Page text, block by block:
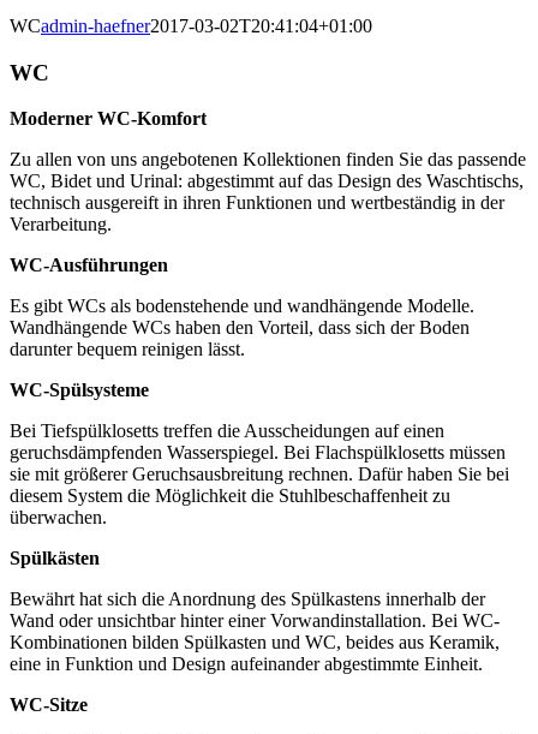
WCadmin-haefner2017-03-02T20:41:04+01:00
WC
Moderner WC-Komfort
Zu allen von uns angebotenen Kollektionen finden Sie das passende
WC, Bidet und Urinal: abgestimmt auf das Design des Waschtischs,
technisch ausgereift in ihren Funktionen und wertbeständig in der
Verarbeitung.
WC-Ausführungen
Es gibt WCs als bodenstehende und wandhängende Modelle.
Wandhängende WCs haben den Vorteil, dass sich der Boden
darunter bequem reinigen lässt.
WC-Spülsysteme
Bei Tiefspülklosetts treffen die Ausscheidungen auf einen
geruchsdämpfenden Wasserspiegel. Bei Flachspülklosetts müssen
sie mit größerer Geruchsausbreitung rechnen. Dafür haben Sie bei
diesem System die Möglichkeit die Stuhlbeschaffenheit zu
überwachen.
Spülkästen
Bewährt hat sich die Anordnung des Spülkastens innerhalb der
Wand oder unsichtbar hinter einer Vorwandinstallation. Bei WC-
Kombinationen bilden Spülkasten und WC, beides aus Keramik,
eine in Funktion und Design aufeinander abgestimmte Einheit.
WC-Sitze